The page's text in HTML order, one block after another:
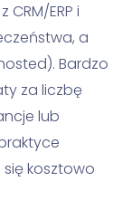
ERP i
a
Bardzo
za liczbę
lub
kosztowo